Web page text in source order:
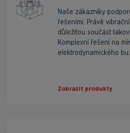
Naše zákazníky
řešeními. Právě
důležitou součást
Komplexní řešení na
elektrodynamického bu...
Zobrazit produkty